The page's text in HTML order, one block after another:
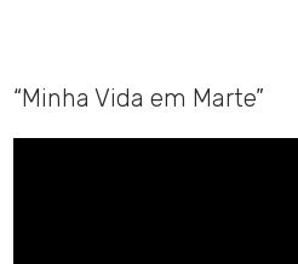
“Minha Vida em Marte”